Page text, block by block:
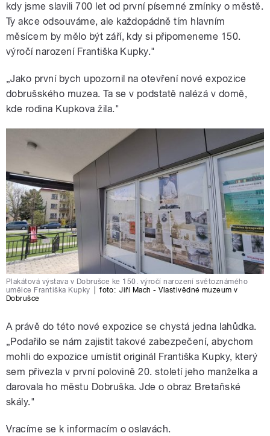
kdy jsme slavili 700 let od první písemné zmínky o městě.
Ty akce odsouváme, ale každopádně tím hlavním
měsícem by mělo být září, kdy si připomeneme 150.
výročí narození Františka Kupky."
„Jako první bych upozornil na otevření nové expozice
dobrušského muzea. Ta se v podstatě nalézá v domě,
kde rodina Kupkova žila."
Plakátová výstava v Dobrušce ke 150. výročí narození světoznámého
umělce Františka Kupky
foto: Jiří Mach - Vlastivědné muzeum v
Dobrušce
A právě do této nové expozice se chystá jedna lahůdka.
„Podařilo se nám zajistit takové zabezpečení, abychom
mohli do expozice umístit originál Františka Kupky, který
sem přivezla v první polovině 20. století jeho manželka a
darovala ho městu Dobruška. Jde o obraz Bretaňské
skály."
Vracíme se k informacím o oslavách.